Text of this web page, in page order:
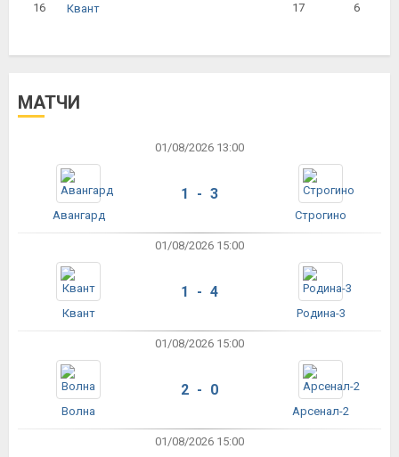
16 Квант 17 6
МАТЧИ
01/08/2026 13:00
Авангард
1 - 3
Строгино
01/08/2026 15:00
Квант
1 - 4
Родина-3
01/08/2026 15:00
Волна
2 - 0
Арсенал-2
01/08/2026 15:00